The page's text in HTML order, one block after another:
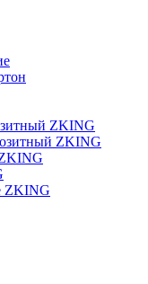
ZKING
ZKING
ZKING